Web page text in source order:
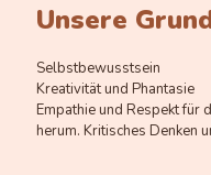
Unsere
Selbstbewusstsein
Kreativität und Phantasie
Empathie und Respekt für
herum. Kritisches Denken